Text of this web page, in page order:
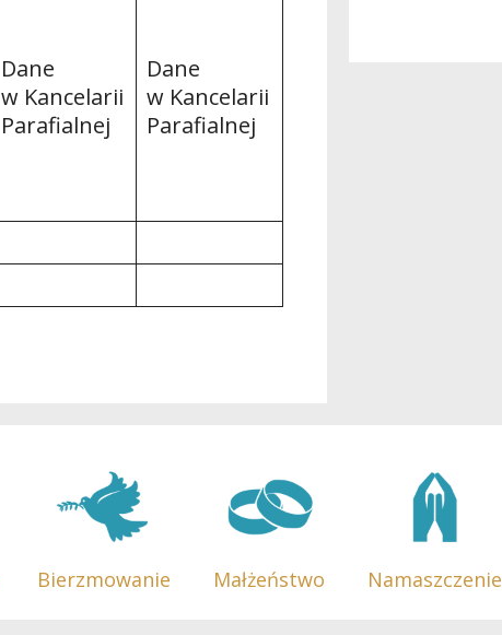
Dane
w Kancelarii
Parafialnej
Dane
w Kancelarii
Parafialnej
Bierzmowanie Małżeństwo Namaszczenie